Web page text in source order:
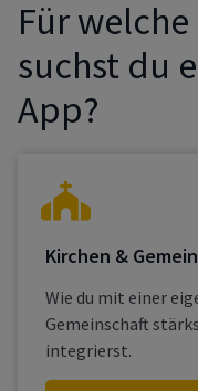
Für
suchst du
App?
Kirchen &
Wie du mit einer
Gemeinschaft
integrierst.